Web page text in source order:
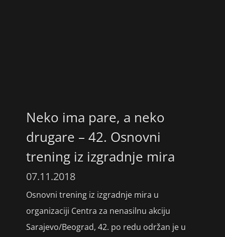
Neko ima pare, a neko
drugare – 42. Osnovni
trening iz izgradnje mira
07.11.2018
Osnovni trening iz izgradnje mira u
organizaciji Centra za nenasilnu akciju
Sarajevo/Beograd, 42. po redu održan je u